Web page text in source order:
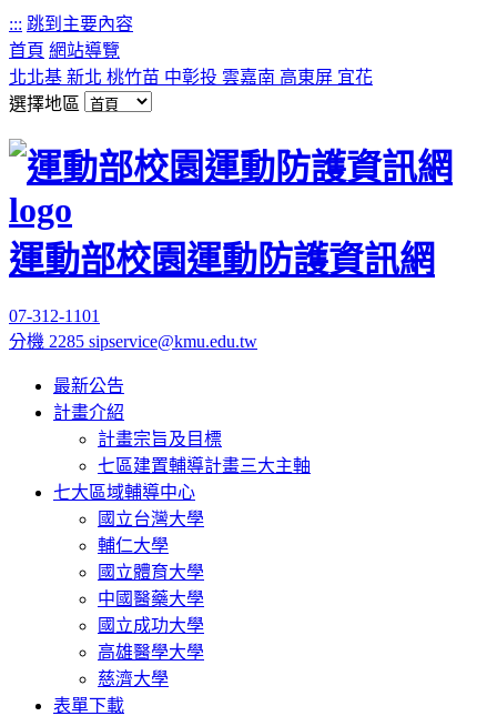
::: 跳到主要內容
首頁 網站導覽
北北基 新北 桃竹苗 中彰投 雲嘉南 高東屏 宜花
選擇地區
運動部校園運動防護資訊網
07-312-1101
分機 2285 sipservice@kmu.edu.tw
最新公告
計畫介紹
計畫宗旨及目標
七區建置輔導計畫三大主軸
七大區域輔導中心
國立台灣大學
輔仁大學
國立體育大學
中國醫藥大學
國立成功大學
高雄醫學大學
慈濟大學
表單下載